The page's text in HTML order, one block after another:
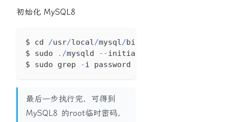
初始化 MySQL8
$ cd /usr/local/mysql/bin
$ sudo
. /mysqld --initialize
$ sudo grep
-i password
最后一步执行完，可得到
MySQL8 的root临时密码，